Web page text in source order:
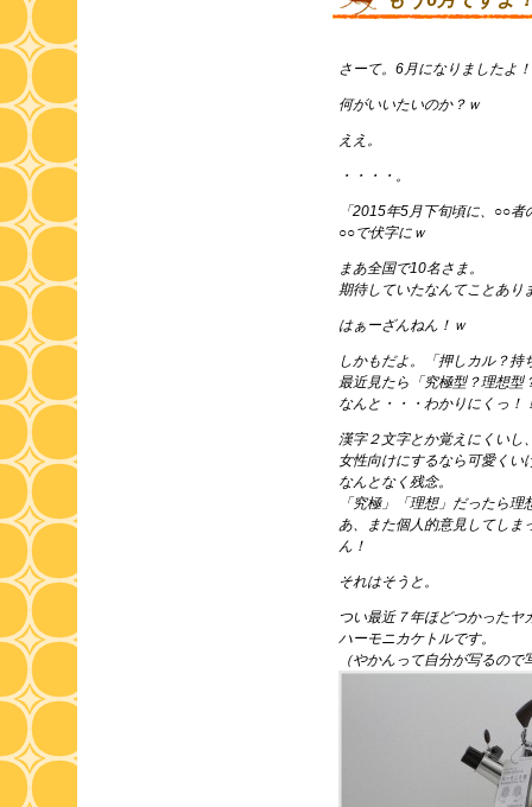
さーて。6月になりましたよ！
何がいいたいのか？ｗ
ええ。
・・・・。
「2015年5月下旬頃に、○○者
○○で伏字にｗ
まあ全国で10名さま。
期待していたなんてことあり
はぁーざんねん！ｗ
しかもだよ。「押しカル？持
最近見たら「究極型？理想型
なんと・・・わかりにくっ！
漢字２文字とか覚えにくいし
女性向けにするなら可愛くい
なんとなく残念。
「究極」「理想」だったら
あ、また個人的意見してしま
ん！
それはそうと。
つい最近７年ほどつかったヤ
ハーモニカケトルです。
（やかんって自分が写るの